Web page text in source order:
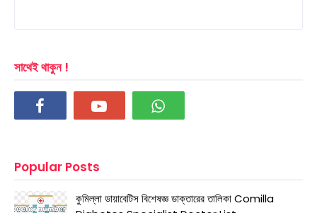
সাথেই থাকুন !
Popular Posts
কুমিল্লা ডায়াবেটিস বিশেষজ্ঞ ডাক্তারের তালিকা Comilla